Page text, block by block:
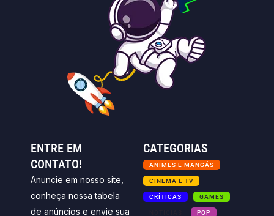
ENTRE EM
CONTATO!
Anuncie em nosso site,
conheça nossa tabela
de anúncios e envie sua
CATEGORIAS
ANIMES E MANGÁS
CINEMA E TV
CRÍTICAS GAMES
POP